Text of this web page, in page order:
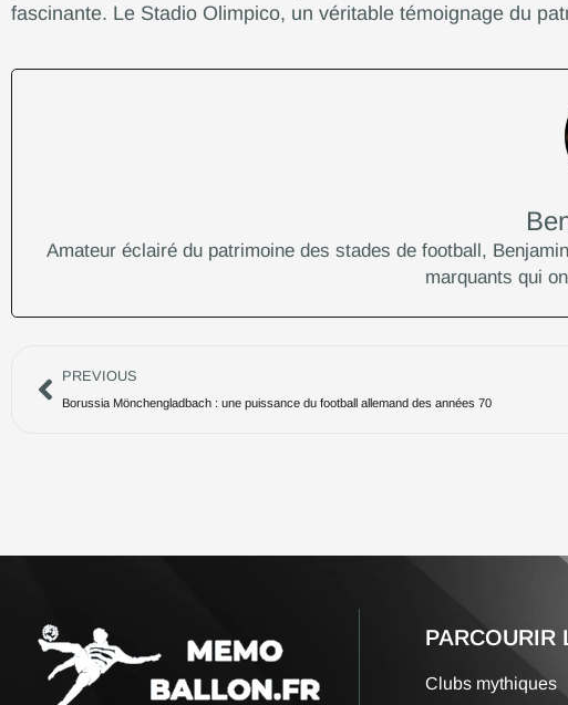
fascinante. Le Stadio Olimpico, un véritable témoignage du
Amateur éclairé du patrimoine des stades de football,
marquants qui
PREVIOUS
Borussia Mönchengladbach : une puissance du football allemand des années 70
PARCOURIR
Clubs mythiques